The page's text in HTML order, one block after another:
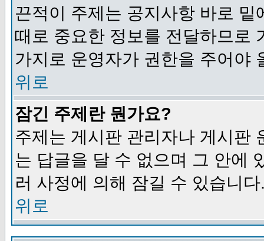
끈적이 주제는 공지사항 바로
때로 중요한 정보를 전달하므로
가지로 운영자가 권한을 주어야
위로
잠긴 주제란 뭔가요?
주제는 게시판 관리자나 게시판
는 답글을 달 수 없으며 그 안에
러 사정에 의해 잠길 수 있습니다
위로